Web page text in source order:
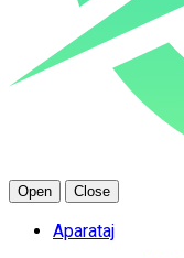
Open Close
Aparataj